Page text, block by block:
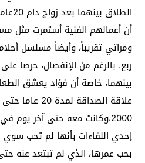
أن أعمالهم الفنية أستمرت مثل
ومراتي تقريباً، وأيضاً مسلسل
ربع. بالرغم من الإنفصال، حرصا
بينهما، خاصة أن فؤاد يعشق
علاقة الصداقة
2000،وكانت معه حتى آخر يوم
إحدي اللقاءات بأنها لم تحب
بحب عمرها، الذي لم تبتعد عنه